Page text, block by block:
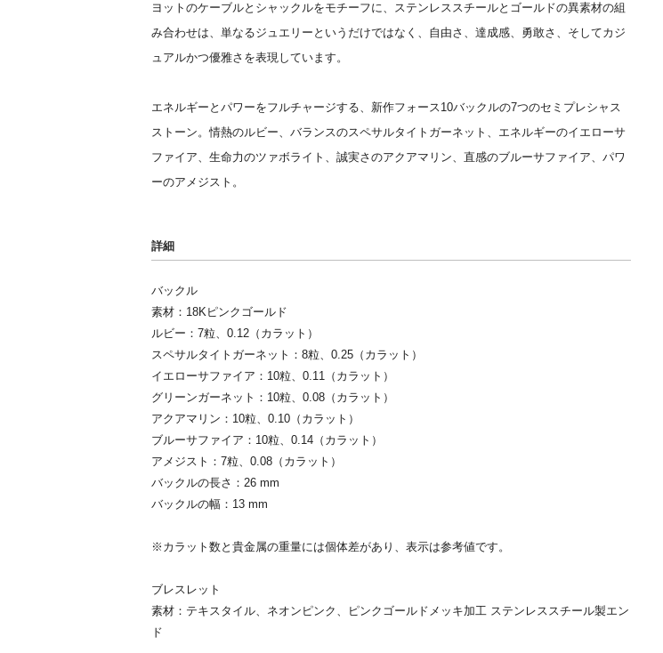
ヨットのケーブルとシャックルをモチーフに、ステンレススチールとゴールドの異素材の組
み合わせは、単なるジュエリーというだけではなく、自由さ、達成感、勇敢さ、そしてカジ
ュアルかつ優雅さを表現しています。
エネルギーとパワーをフルチャージする、新作フォース10バックルの7つのセミプレシャス
ストーン。情熱のルビー、バランスのスペサルタイトガーネット、エネルギーのイエローサ
ファイア、生命力のツァボライト、誠実さのアクアマリン、直感のブルーサファイア、パワ
ーのアメジスト。
詳細
バックル
素材：18Kピンクゴールド
ルビー：7粒、0.12（カラット）
スペサルタイトガーネット：8粒、0.25（カラット）
イエローサファイア：10粒、0.11（カラット）
グリーンガーネット：10粒、0.08（カラット）
アクアマリン：10粒、0.10（カラット）
ブルーサファイア：10粒、0.14（カラット）
アメジスト：7粒、0.08（カラット）
バックルの長さ：26 mm
バックルの幅：13 mm
※カラット数と貴金属の重量には個体差があり、表示は参考値です。
ブレスレット
素材：テキスタイル、ネオンピンク、ピンクゴールドメッキ加工 ステンレススチール製エン
ド